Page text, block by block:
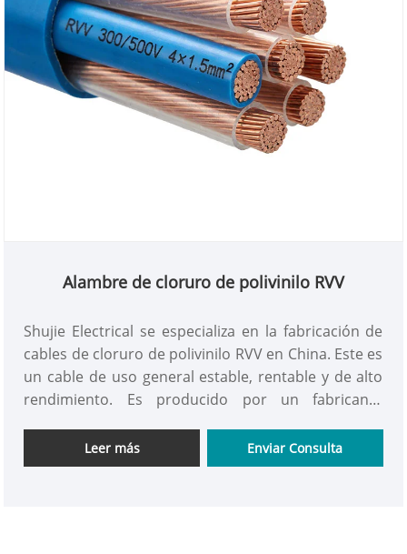
Alambre de cloruro de polivinilo RVV
Shujie Electrical se especializa en la fabricación de
cables de cloruro de polivinilo RVV en China. Este es
un cable de uso general estable, rentable y de alto
rendimiento. Es producido por un fabricante
conductores de cobre electrolítico de alta calidad
combinados con capas aislantes de cloruro de
Leer más Enviar Consulta